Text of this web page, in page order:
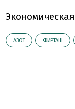
АЗОТ ФИРТАШ